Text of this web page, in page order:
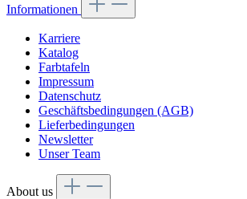
Informationen
Karriere
Katalog
Farbtafeln
Impressum
Datenschutz
Geschäftsbedingungen (AGB)
Lieferbedingungen
Newsletter
Unser Team
About us